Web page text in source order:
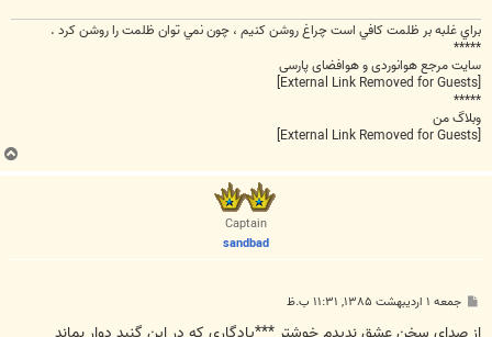
براي غلبه بر ظلمت كافي است چراغ روشن كنيم ، چون نمي توان ظلمت را روشن كرد .
*****
سایت مرجع هوانوردی و هوافضای پارسی
*****
وبلاگ من
ب
ا
Captain
sandbad
پ
ت
جمعه ۱ اردیبهشت ۱۳۸۵, ۱۱:۳۱ ب.ظ